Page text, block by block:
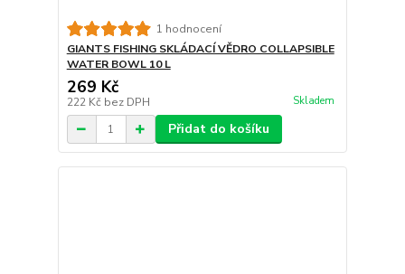
1 hodnocení
GIANTS FISHING SKLÁDACÍ VĚDRO COLLAPSIBLE
WATER BOWL 10 L
269 Kč
222 Kč bez DPH Skladem
Přidat do košíku